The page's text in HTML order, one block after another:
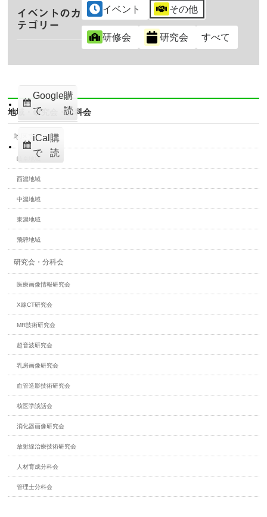
リ
ン
グ
大
会
イベントのカ
テゴリー
イベント その他
研修会 研究会 すべて
Google
で
購
読
iCal
で
購
読
地域・研究会・分科会
地区支部
岐阜地域
西濃地域
中濃地域
東濃地域
飛騨地域
研究会・分科会
医療画像情報研究会
X線CT研究会
MR技術研究会
超音波研究会
乳房画像研究会
血管造影技術研究会
核医学談話会
消化器画像研究会
放射線治療技術研究会
人材育成分科会
管理士分科会